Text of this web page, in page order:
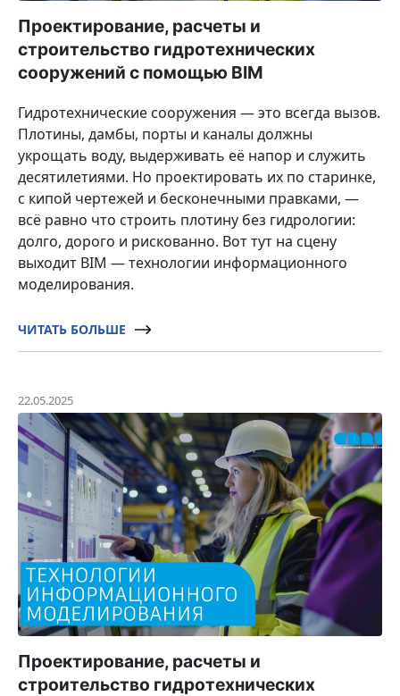
Проектирование, расчеты и
строительство гидротехнических
сооружений с помощью BIM
Гидротехнические сооружения — это всегда вызов.
Плотины, дамбы, порты и каналы должны
укрощать воду, выдерживать её напор и служить
десятилетиями. Но проектировать их по старинке,
с кипой чертежей и бесконечными правками, —
всё равно что строить плотину без гидрологии:
долго, дорого и рискованно. Вот тут на сцену
выходит BIM — технологии информационного
моделирования.
ЧИТАТЬ БОЛЬШЕ
22.05.2025
Проектирование, расчеты и
строительство гидротехнических